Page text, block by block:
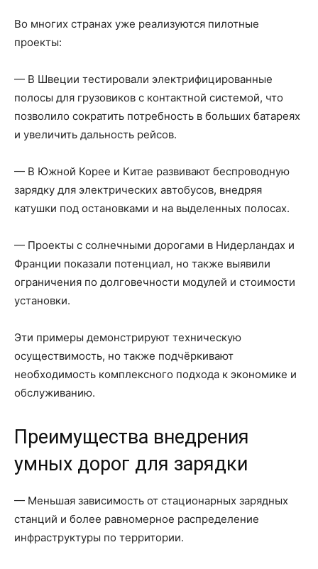
Во многих странах уже реализуются пилотные
проекты:
— В Швеции тестировали электрифицированные
полосы для грузовиков с контактной системой, что
позволило сократить потребность в больших батареях
и увеличить дальность рейсов.
— В Южной Корее и Китае развивают беспроводную
зарядку для электрических автобусов, внедряя
катушки под остановками и на выделенных полосах.
— Проекты с солнечными дорогами в Нидерландах и
Франции показали потенциал, но также выявили
ограничения по долговечности модулей и стоимости
установки.
Эти примеры демонстрируют техническую
осуществимость, но также подчёркивают
необходимость комплексного подхода к экономике и
обслуживанию.
Преимущества внедрения
умных дорог для зарядки
— Меньшая зависимость от стационарных зарядных
станций и более равномерное распределение
инфраструктуры по территории.